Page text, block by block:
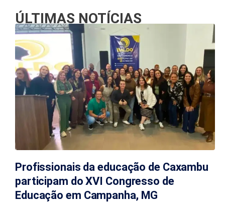
ÚLTIMAS NOTÍCIAS
Profissionais da educação de Caxambu
participam do XVI Congresso de
Educação em Campanha, MG